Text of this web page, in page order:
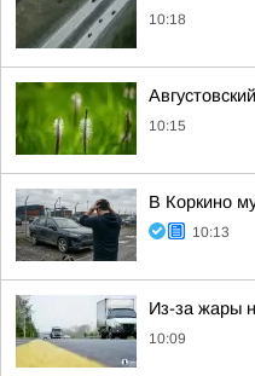
10:18
10:15
В Коркино
10:13
Из-за жары
10:09